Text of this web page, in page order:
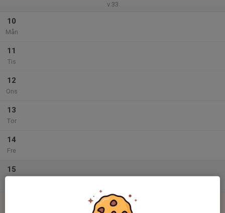
v.33
10
Mån
11
Tis
12
Ons
13
Tor
14
Fre
15